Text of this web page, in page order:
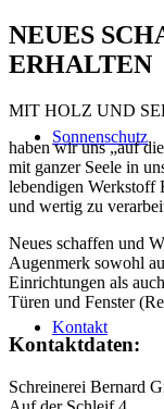
Sonnenschutz
Kontakt
NEUES
ERHALTEN
MIT HOLZ UND
haben wir uns „auf
mit ganzer Seele in
lebendigen Werkstoff
und wertig zu
Neues schaffen und
Augenmerk sowohl
Einrichtungen als
Türen und Fenster
Kontaktdaten:
Schreinerei Bernard